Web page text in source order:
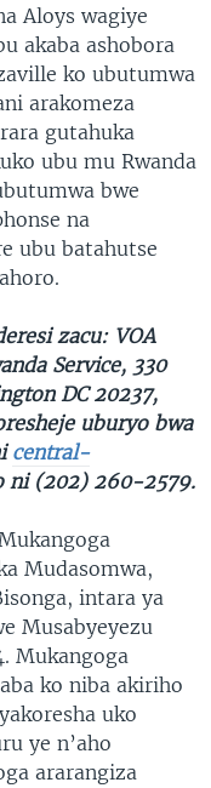
Aloys wagiye
akaba ashobora
ko ubutumwa
arakomeza
gutahuka
ubu mu Rwanda
bwe
na
ubu batahutse
zacu: VOA
Service, 330
DC 20237,
uburyo bwa
central-
ni (202) 260-2579.
Mudasomwa,
intara ya
Musabyeyezu
Mukangoga
ko niba akiriho
uko
ye n’aho
ararangiza